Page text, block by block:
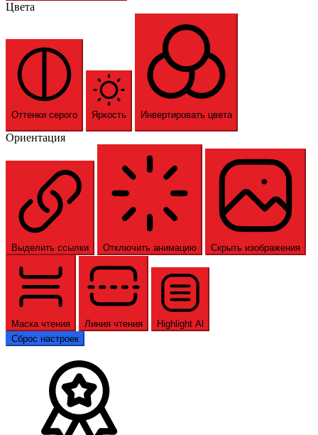
Цвета
Оттенки серого Яркость Инвертировать цвета
Ориентация
Выделить ссылки Отключить анимацию Скрыть изображения
Маска чтения Линия чтения
Highlight Al
Сброс настроек